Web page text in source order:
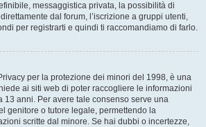
messaggistica privata, la possibilità di
dal forum, l’iscrizione a gruppi utenti,
per registrarti e quindi ti raccomandiamo di farlo.
per la protezione dei minori del 1998, è una
ai siti web di poter raccogliere le informazioni
13 anni. Per avere tale consenso serve una
genitore o tutore legale, permettendo la
scritte dal minore. Se hai dubbi o incertezze,